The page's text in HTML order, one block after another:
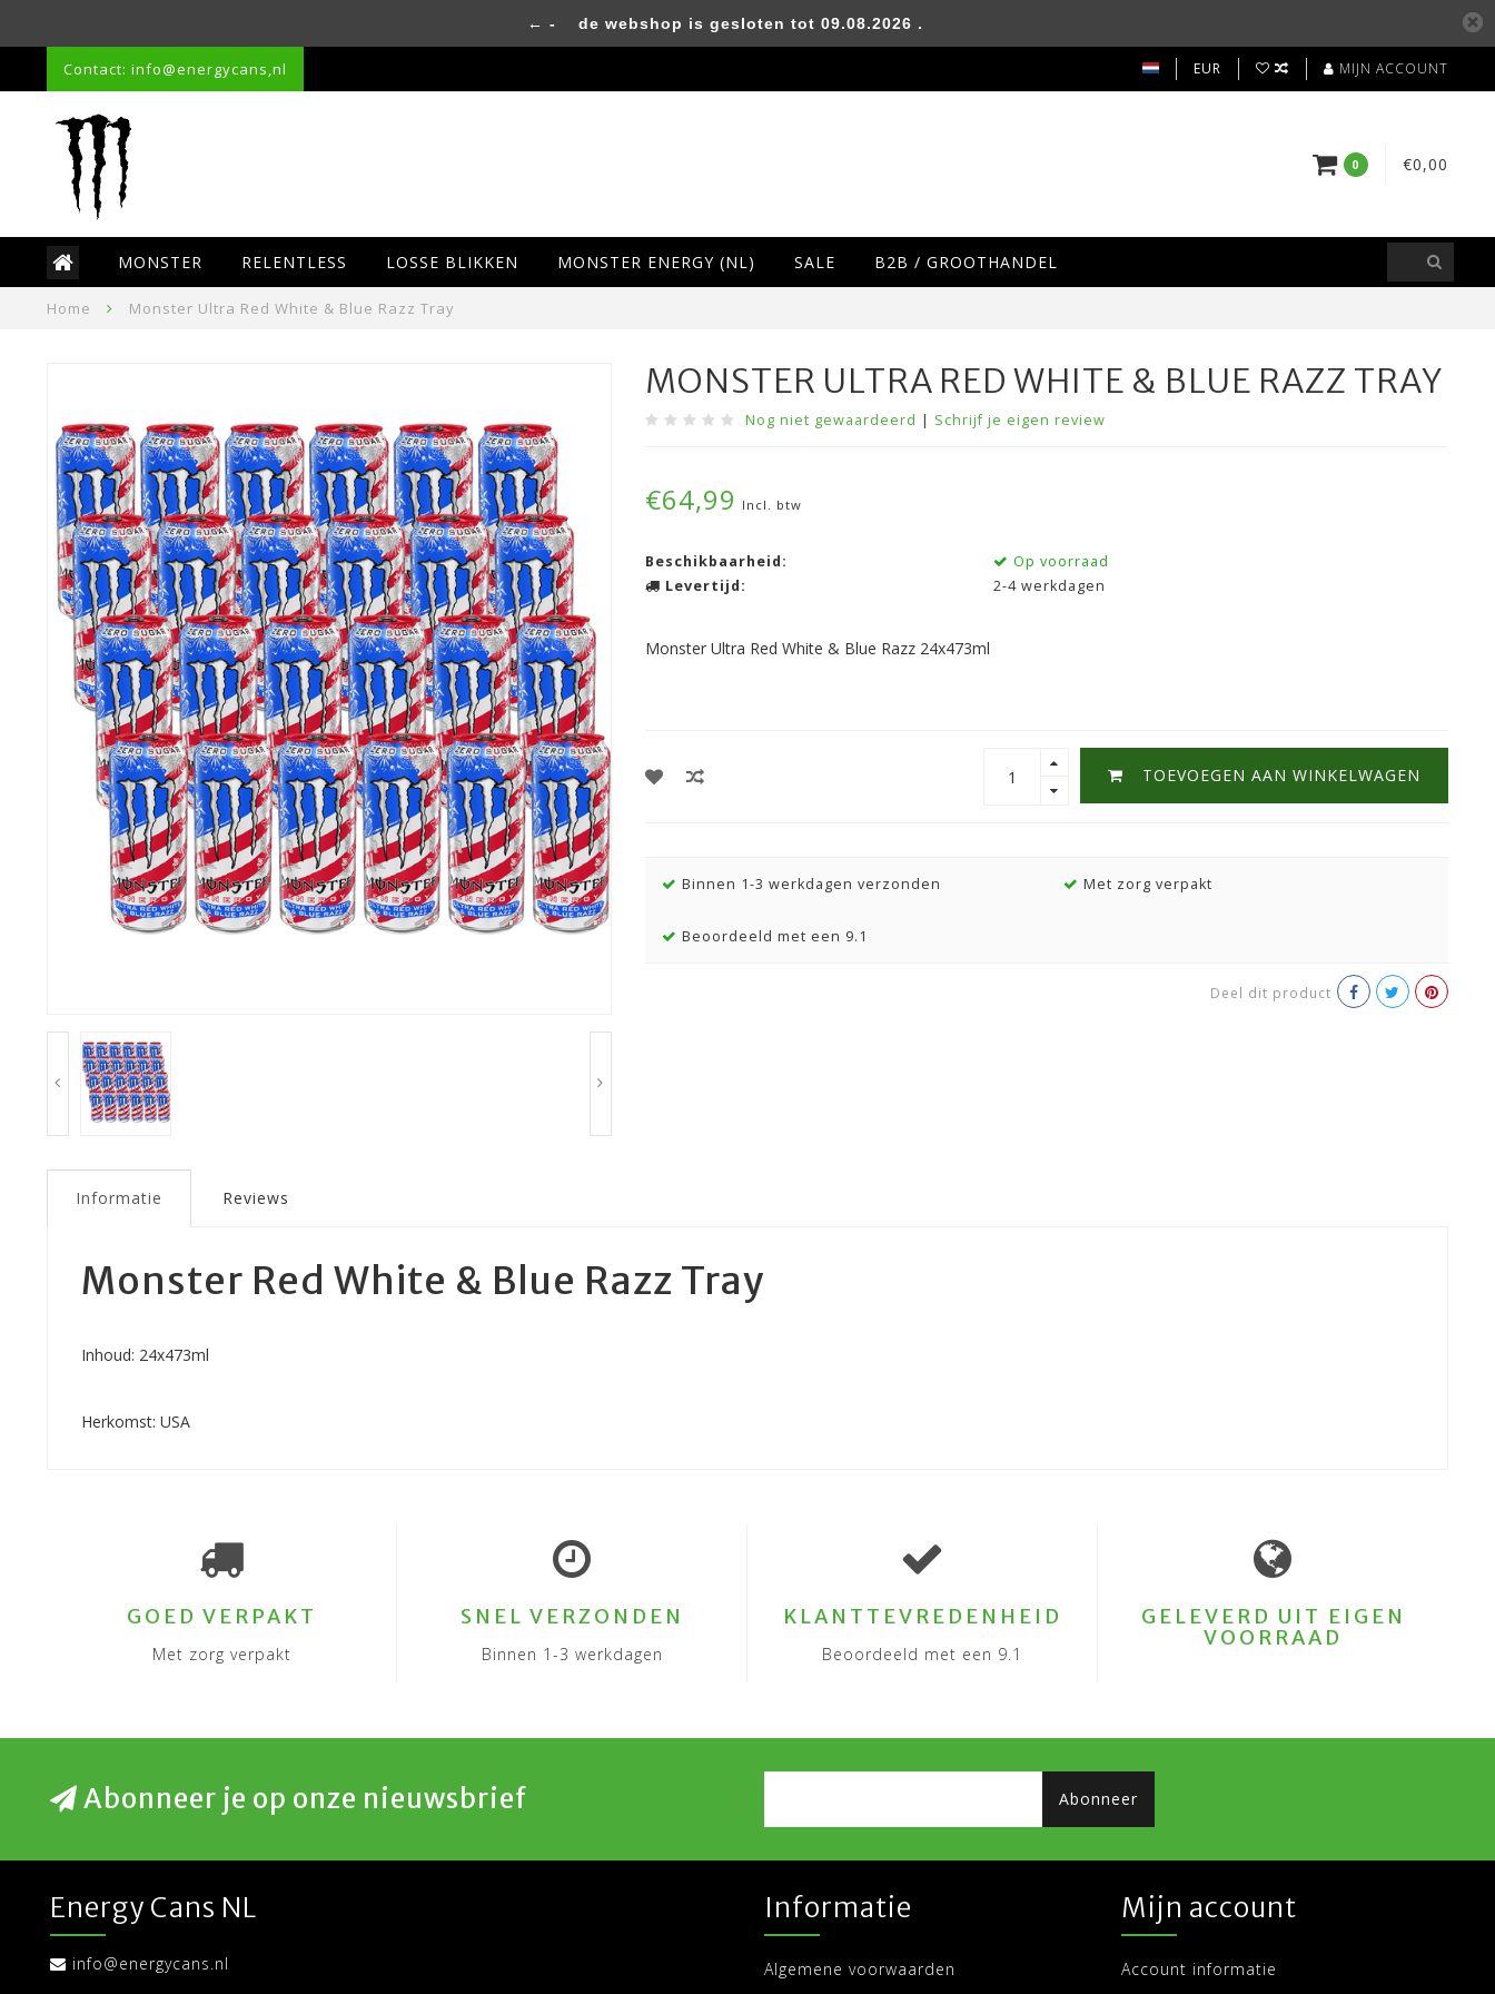
Contact: info@energycans,nl EUR MIJN ACCOUNT
0 €0,00
MONSTER RELENTLESS LOSSE BLIKKEN MONSTER ENERGY (NL) SALE B2B / GROOTHANDEL
Home Monster Ultra Red White & Blue Razz Tray
MONSTER ULTRA RED WHITE & BLUE RAZZ TRAY
Nog niet gewaardeerd | Schrijf je eigen review
€64,99 Incl. btw
Beschikbaarheid:
Op voorraad
Levertijd:
2-4 werkdagen
Monster Ultra Red White & Blue Razz 24x473ml
TOEVOEGEN AAN WINKELWAGEN
Binnen 1-3 werkdagen verzonden Met zorg verpakt
Beoordeeld met een 9.1
Deel dit product
Informatie Reviews
Monster Red White & Blue Razz Tray
Inhoud: 24x473ml
Herkomst: USA
← - de webshop is gesloten tot 09.08.2026 .
GOED VERPAKT
Met zorg verpakt
SNEL VERZONDEN
Binnen 1-3 werkdagen
KLANTTEVREDENHEID
Beoordeeld met een 9.1
GELEVERD UIT EIGEN
VOORRAAD
Abonneer je op onze nieuwsbrief Abonneer
Energy Cans NL
info@energycans.nl
Informatie
Algemene voorwaarden
Mijn account
Account informatie